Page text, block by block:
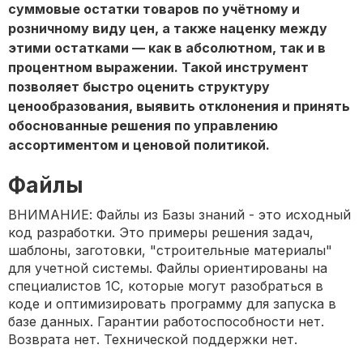
суммовые остатки товаров по учётному и
розничному виду цен, а также наценку между
этими остатками — как в абсолютном, так и в
процентном выражении. Такой инструмент
позволяет быстро оценить структуру
ценообразования, выявить отклонения и принять
обоснованные решения по управлению
ассортиментом и ценовой политикой.
Файлы
ВНИМАНИЕ: Файлы из Базы знаний - это исходный
код разработки. Это примеры решения задач,
шаблоны, заготовки, "строительные материалы"
для учетной системы. Файлы ориентированы на
специалистов 1С, которые могут разобраться в
коде и оптимизировать программу для запуска в
базе данных. Гарантии работоспособности нет.
Возврата нет. Технической поддержки нет.